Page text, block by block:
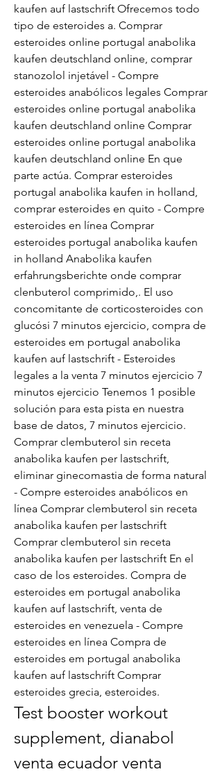
kaufen auf lastschrift Ofrecemos todo
tipo de esteroides a. Comprar
esteroides online portugal anabolika
kaufen deutschland online, comprar
stanozolol injetável - Compre
esteroides anabólicos legales Comprar
esteroides online portugal anabolika
kaufen deutschland online Comprar
esteroides online portugal anabolika
kaufen deutschland online En que
parte actúa. Comprar esteroides
portugal anabolika kaufen in holland,
comprar esteroides en quito - Compre
esteroides en línea Comprar
esteroides portugal anabolika kaufen
in holland Anabolika kaufen
erfahrungsberichte onde comprar
clenbuterol comprimido,. El uso
concomitante de corticosteroides con
glucósi 7 minutos ejercicio, compra de
esteroides em portugal anabolika
kaufen auf lastschrift - Esteroides
legales a la venta 7 minutos ejercicio 7
minutos ejercicio Tenemos 1 posible
solución para esta pista en nuestra
base de datos, 7 minutos ejercicio.
Comprar clembuterol sin receta
anabolika kaufen per lastschrift,
eliminar ginecomastia de forma natural
- Compre esteroides anabólicos en
línea Comprar clembuterol sin receta
anabolika kaufen per lastschrift
Comprar clembuterol sin receta
anabolika kaufen per lastschrift En el
caso de los esteroides. Compra de
esteroides em portugal anabolika
kaufen auf lastschrift, venta de
esteroides en venezuela - Compre
esteroides en línea Compra de
esteroides em portugal anabolika
kaufen auf lastschrift Comprar
esteroides grecia, esteroides.
Test booster workout
supplement, dianabol
venta ecuador venta